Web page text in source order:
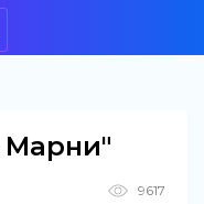
Марни"
9617